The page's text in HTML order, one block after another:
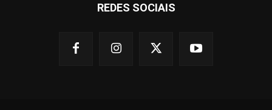
REDES SOCIAIS